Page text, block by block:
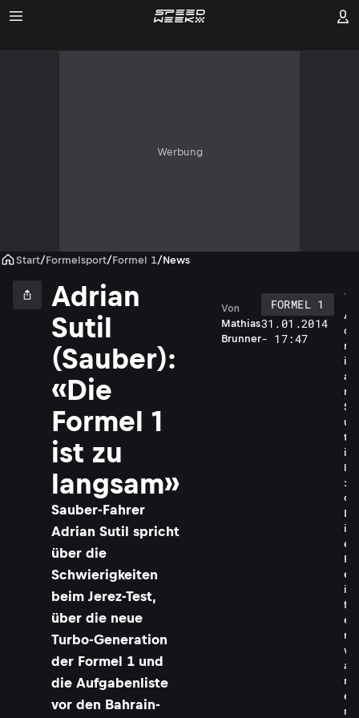
Werbung
Start/Formelsport/Formel 1/News
Adrian
Sutil
(Sauber):
«Die
Formel 1
ist zu
langsam»
Sauber-Fahrer
Adrian Sutil spricht
über die
Schwierigkeiten
beim Jerez-Test,
über die neue
Turbo-Generation
der Formel 1 und
die Aufgabenliste
vor den Bahrain-
Mathias
Brunner
Von
FORMEL 1
31.01.2014
- 17:47
A
d
r
i
a
n
S
u
t
i
l
:
«
D
i
e
R
e
i
f
e
n
w
a
r
e
n